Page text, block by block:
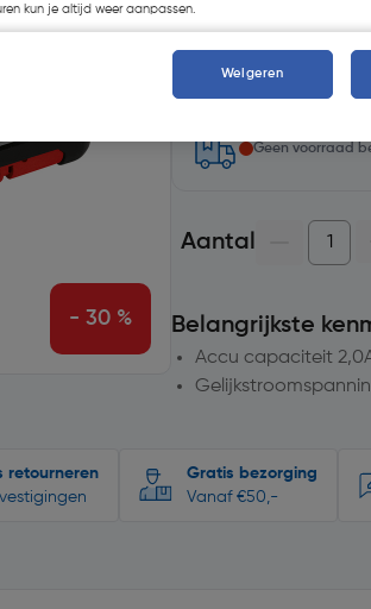
- 30 %
Selecteer winkel -
Selecteer vestiging
Geen voorraad
Aantal
Belangrijkste
Accu capaciteit
retourneren
Gratis bezorging
Vanaf €50,-
kun je altijd weer aanpassen.
Weigeren